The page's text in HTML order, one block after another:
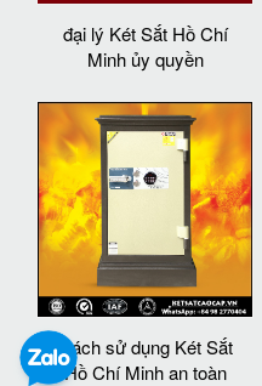
đại lý Két Sắt Hồ Chí
Minh ủy quyền
Cách sử dụng Két Sắt
Hồ Chí Minh an toàn